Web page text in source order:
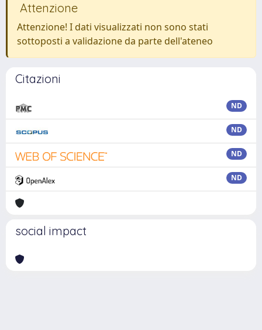
Attenzione
Attenzione! I dati visualizzati non sono stati
sottoposti a validazione da parte dell'ateneo
Citazioni
ND
ND
ND
ND
social impact